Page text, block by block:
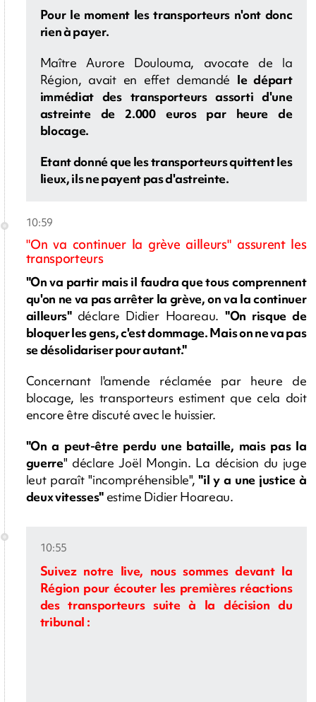
Pour le moment les transporteurs n'ont donc
rien à payer.
Maître Aurore Doulouma, avocate de la
Région, avait en effet demandé le départ
immédiat des transporteurs assorti d'une
astreinte de 2.000 euros par heure de
blocage.
Etant donné que les transporteurs quittent les
lieux, ils ne payent pas d'astreinte.
10:59
"On va continuer la grève ailleurs" assurent les
transporteurs
"On va partir mais il faudra que tous comprennent
qu'on ne va pas arrêter la grève, on va la continuer
ailleurs" déclare Didier Hoareau. "On risque de
bloquer les gens, c'est dommage. Mais on ne va pas
se désolidariser pour autant."
Concernant l'amende réclamée par heure de
blocage, les transporteurs estiment que cela doit
encore être discuté avec le huissier.
"On a peut-être perdu une bataille, mais pas la
guerre" déclare Joël Mongin. La décision du juge
leut paraît "incompréhensible", "il y a une justice à
deux vitesses" estime Didier Hoareau.
10:55
Suivez notre live, nous sommes devant la
Région pour écouter les premières réactions
des transporteurs suite à la décision du
tribunal :